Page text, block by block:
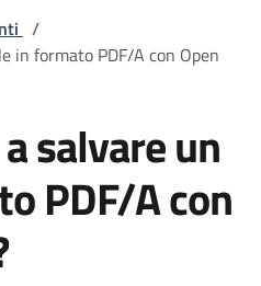
/
in formato PDF/A con Open
salvare un
PDF/A con